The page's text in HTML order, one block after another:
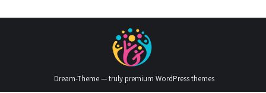
Dream-Theme — truly premium WordPress themes